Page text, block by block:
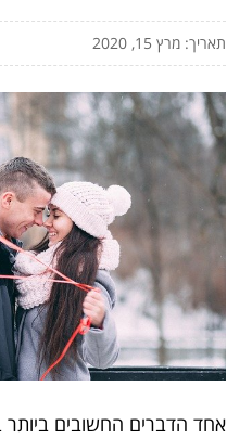
תאריך: מרץ 15, 2020
אחד הדברים החשובים ביותר